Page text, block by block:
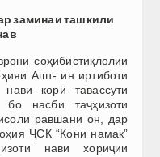
заминаи ташкили
соҳибистиқлолии
Ашт- ин иртиботи
корӣ тавассути
бо насби таҷҳизоти
равшани он, дар
ҶСК “Кони намак”
нави хориҷии